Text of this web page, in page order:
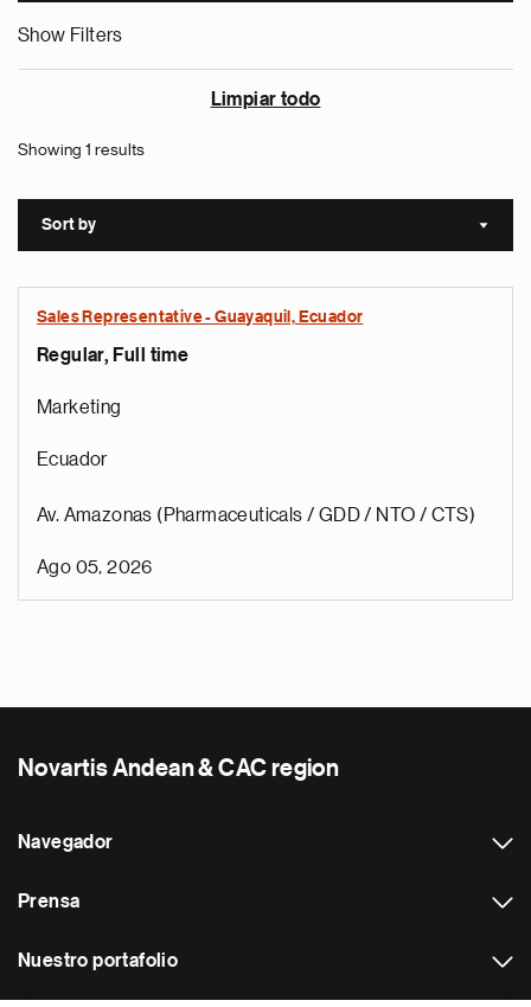
Show Filters
Limpiar todo
Showing 1 results
Sort by Sort
Sales Representative - Guayaquil, Ecuador
Regular, Full time
Marketing
Ecuador
Av. Amazonas (Pharmaceuticals / GDD / NTO / CTS)
Ago 05, 2026
Novartis Andean & CAC region
Navegador
Prensa
Nuestro portafolio